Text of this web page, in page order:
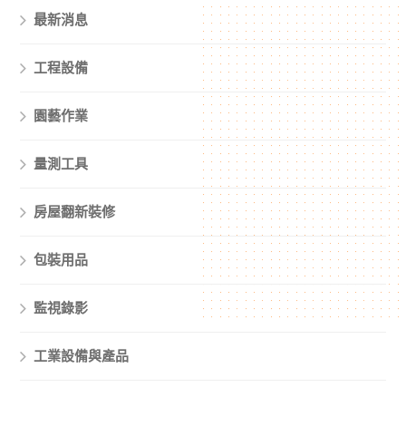
最新消息
工程設備
園藝作業
量測工具
房屋翻新裝修
包裝用品
監視錄影
工業設備與產品